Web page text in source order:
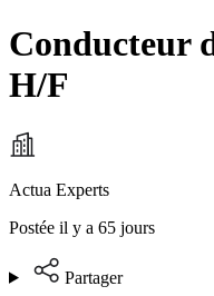
Conducteur
H/F
Actua Experts
Postée il y a 65 jours
Partager